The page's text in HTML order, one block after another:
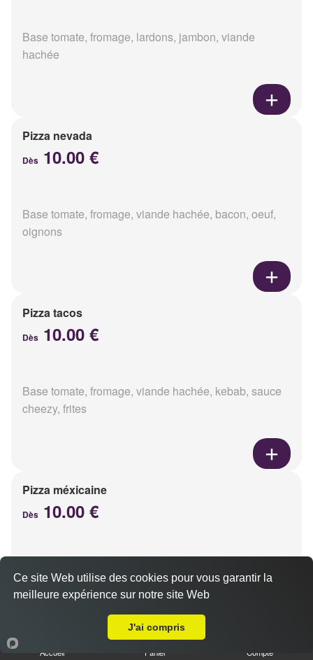
Base tomate, fromage, lardons, jambon, viande
hachée
Pizza nevada
Dès 10.00 €
Base tomate, fromage, viande hachée, bacon, oeuf,
oignons
Pizza tacos
Dès 10.00 €
Base tomate, fromage, viande hachée, kebab, sauce
cheezy, frites
Pizza méxicaine
Dès 10.00 €
chorizo, poivrons
Accueil Panier Compte
Ce site Web utilise des cookies pour vous garantir la
meilleure expérience sur notre site Web
J'ai compris